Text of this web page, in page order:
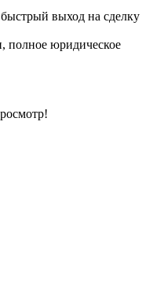
выход на сделку
полное юридическое